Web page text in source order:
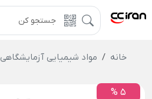
خانه مواد شیمیایی آزمایشگاهی
5 %